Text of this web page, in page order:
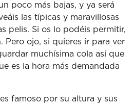
poco más bajas, y ya será
las típicas y maravillosas
pelis. Si os lo podéis permitir,
Pero ojo, si quieres ir para ver
muchísima cola así que
es la hora más demandada
famoso por su altura y sus